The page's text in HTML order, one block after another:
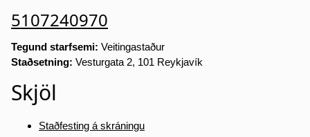
5107240970
Tegund starfsemi: Veitingastaður
Staðsetning: Vesturgata 2, 101 Reykjavík
Skjöl
Staðfesting á skráningu